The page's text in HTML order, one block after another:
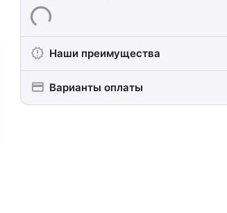
Наши преимущества
Варианты оплаты